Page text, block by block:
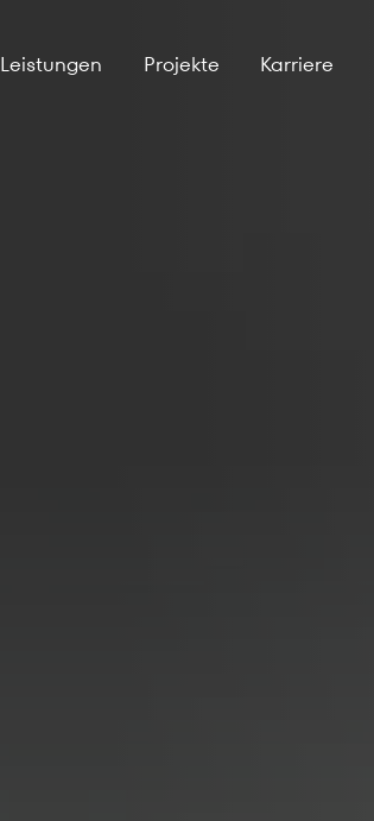
Leistungen Projekte Karriere